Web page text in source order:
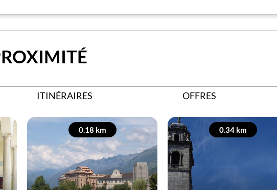
ITINÉRAIRES OFFRES
0.18 km 0.34 km